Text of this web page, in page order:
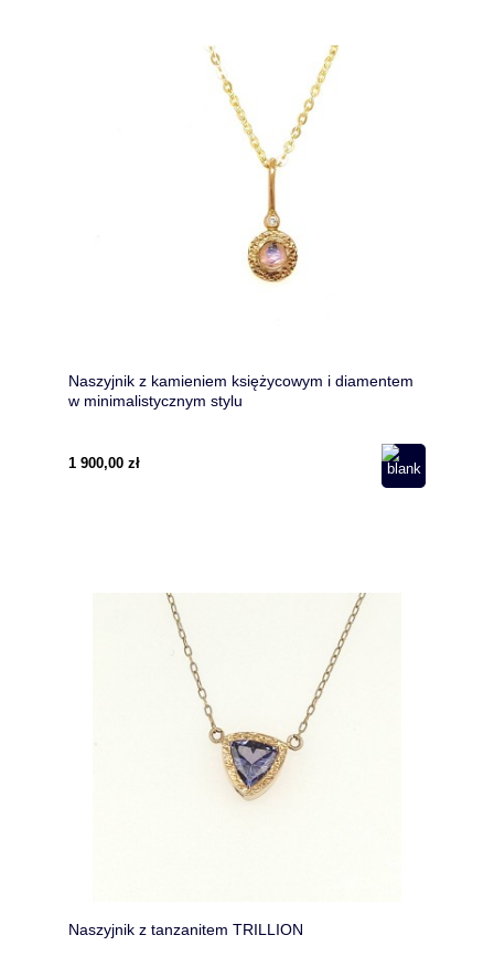
Naszyjnik z kamieniem księżycowym i diamentem
w minimalistycznym stylu
1 900,00 zł
Naszyjnik z tanzanitem TRILLION